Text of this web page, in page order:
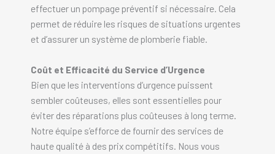
effectuer un pompage préventif si nécessaire. Cela
permet de réduire les risques de situations urgentes
et d’assurer un système de plomberie fiable.
Coût et Efficacité du Service d’Urgence
Bien que les interventions d’urgence puissent
sembler coûteuses, elles sont essentielles pour
éviter des réparations plus coûteuses à long terme.
Notre équipe s’efforce de fournir des services de
haute qualité à des prix compétitifs. Nous vous